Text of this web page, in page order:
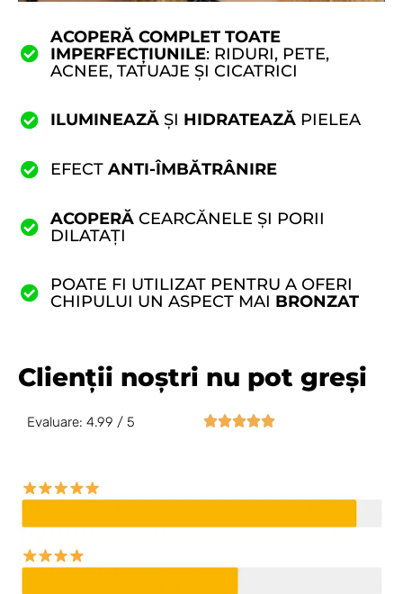
ACOPERĂ COMPLET TOATE
IMPERFECȚIUNILE: RIDURI, PETE,
ACNEE, TATUAJE ȘI CICATRICI
ILUMINEAZĂ ȘI HIDRATEAZĂ PIELEA
EFECT ANTI-ÎMBĂTRÂNIRE
ACOPERĂ CEARCĂNELE ȘI PORII
DILATAȚI
POATE FI UTILIZAT PENTRU A OFERI
CHIPULUI UN ASPECT MAI BRONZAT
Clienții noștri nu pot greși
Evaluare: 4.99 / 5 